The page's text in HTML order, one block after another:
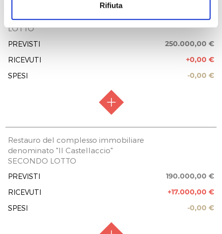
Rifiuta
Restauro del complesso immobiliare
denominato "Il Castellaccio" TERZO
LOTTO
PREVISTI 250.000,00 €
RICEVUTI +0,00 €
SPESI -0,00 €
FASE ATTUATIVA Raccolta fondi
PREVISIONE COSTO TOTALE DELL’INTERVENTO
250.000,00 €
REPORT UTILIZZO MENSILE DELLE
Restauro del complesso immobiliare
denominato "Il Castellaccio"
SECONDO LOTTO
PREVISTI 190.000,00 €
RICEVUTI +17.000,00 €
SPESI -0,00 €